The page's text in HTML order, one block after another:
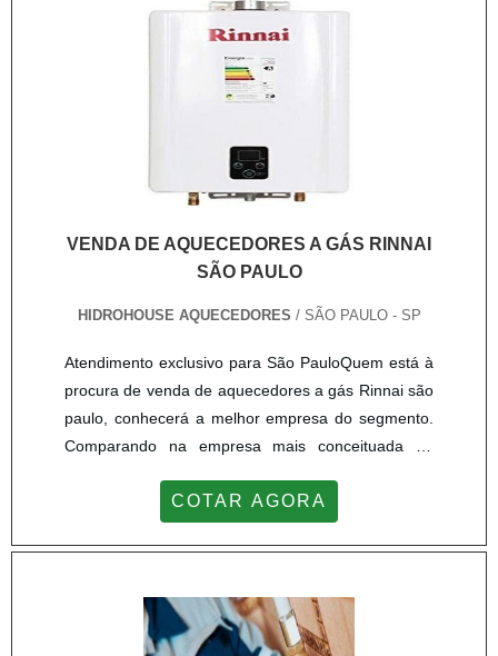
VENDA DE AQUECEDORES A GÁS RINNAI
SÃO PAULO
HIDROHOUSE AQUECEDORES / SÃO PAULO - SP
Atendimento exclusivo para São PauloQuem está à
procura de venda de aquecedores a gás Rinnai são
paulo, conhecerá a melhor empresa do segmento.
Comparando na empresa mais conceituada do
qualidade da área de atuação.Quando a busca é
com os colaboradores da Hidrohouse Aquecedores
técnica especializada.MAIS SOBRE VENDA DE
AQUECEDORES A GÁS RINNAI SÃO PAULOA
COTAR AGORA